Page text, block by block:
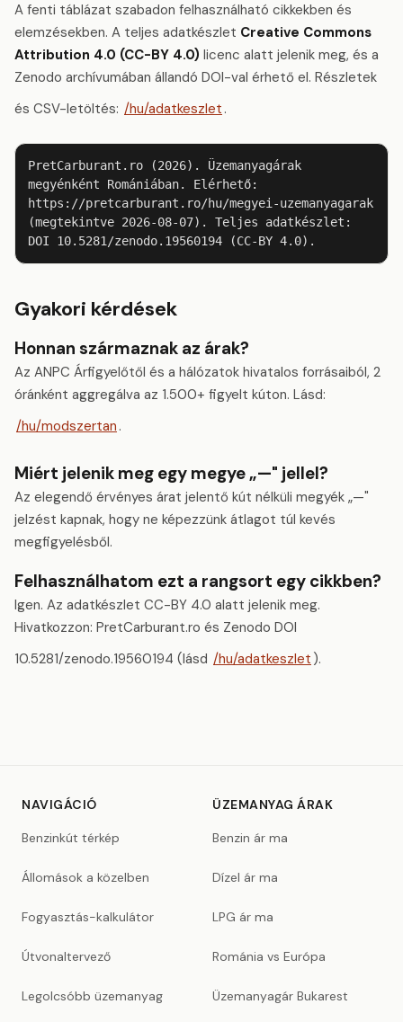
A fenti táblázat szabadon felhasználható cikkekben és
elemzésekben. A teljes adatkészlet Creative Commons
Attribution 4.0 (CC-BY 4.0) licenc alatt jelenik meg, és a
Zenodo archívumában állandó DOI-val érhető el. Részletek
és CSV-letöltés: /hu/adatkeszlet .
PretCarburant.ro (2026). Üzemanyagárak
megyénként Romániában. Elérhető:
https://pretcarburant.ro/hu/megyei-uzemanyagarak
(megtekintve 2026-08-07). Teljes adatkészlet:
DOI 10.5281/zenodo.19560194 (CC-BY 4.0).
Gyakori kérdések
Honnan származnak az árak?
Az ANPC Árfigyelőtől és a hálózatok hivatalos forrásaiból, 2
óránként aggregálva az 1.500+ figyelt kúton. Lásd:
/hu/modszertan .
Miért jelenik meg egy megye „—" jellel?
Az elegendő érvényes árat jelentő kút nélküli megyék „—"
jelzést kapnak, hogy ne képezzünk átlagot túl kevés
megfigyelésből.
Felhasználhatom ezt a rangsort egy cikkben?
Igen. Az adatkészlet CC-BY 4.0 alatt jelenik meg.
Hivatkozzon: PretCarburant.ro és Zenodo DOI
10.5281/zenodo.19560194 (lásd /hu/adatkeszlet ).
NAVIGÁCIÓ
Benzinkút térkép
Állomások a közelben
Fogyasztás-kalkulátor
Útvonaltervező
Legolcsóbb üzemanyag
ÜZEMANYAG ÁRAK
Benzin ár ma
Dízel ár ma
LPG ár ma
Románia vs Európa
Üzemanyagár Bukarest